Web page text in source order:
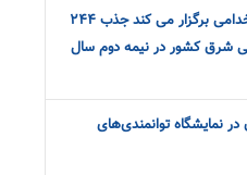
فولاد خراسان به زودی آزمون استخدامی برگزار می کند جذب ٢۴۴
شرق کشور در نیمه دوم سال
نمایشگاه توانمندی‌های